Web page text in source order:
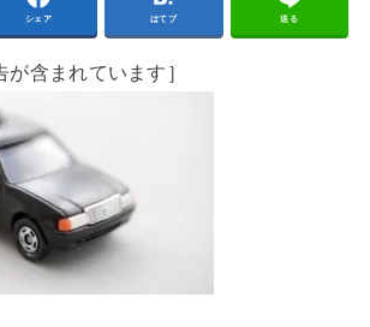
シェア はてブ 送る
が含まれています］